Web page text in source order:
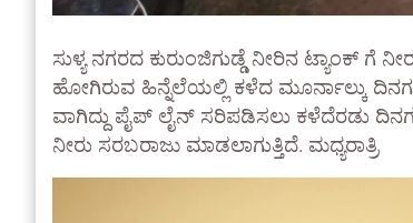
ಸುಳ್ಯ ನಗರದ ಕುರುಂಜಿಗುಡ್ಡೆ ನೀರಿನ ಟ್ಯಾಂಕ್
ಹೋಗಿರುವ ಹಿನ್ನೆಲೆಯಲ್ಲಿ ಕಳೆದ ಮೂರ್ನಾಲ್ಕು
ವಾಗಿದ್ದು ಪೈಪ್ ಲೈನ್ ಸರಿಪಡಿಸಲು ಕಳೆದೆರಡು
ನೀರು ಸರಬರಾಜು ಮಾಡಲಾಗುತ್ತಿದೆ. ಮಧ್ಯರಾತ್ರಿ